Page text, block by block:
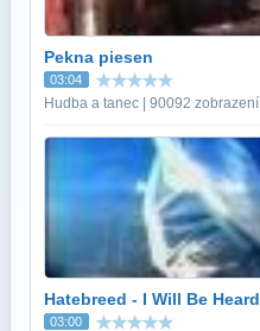
Pekna piesen
03:04
Hudba a tanec | 90092 zobrazení
Hatebreed - I Will Be Heard
03:00